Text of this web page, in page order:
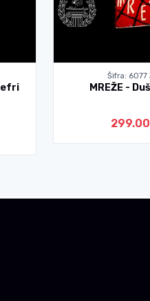
Šifra: 6077
MREŽE -
299.00